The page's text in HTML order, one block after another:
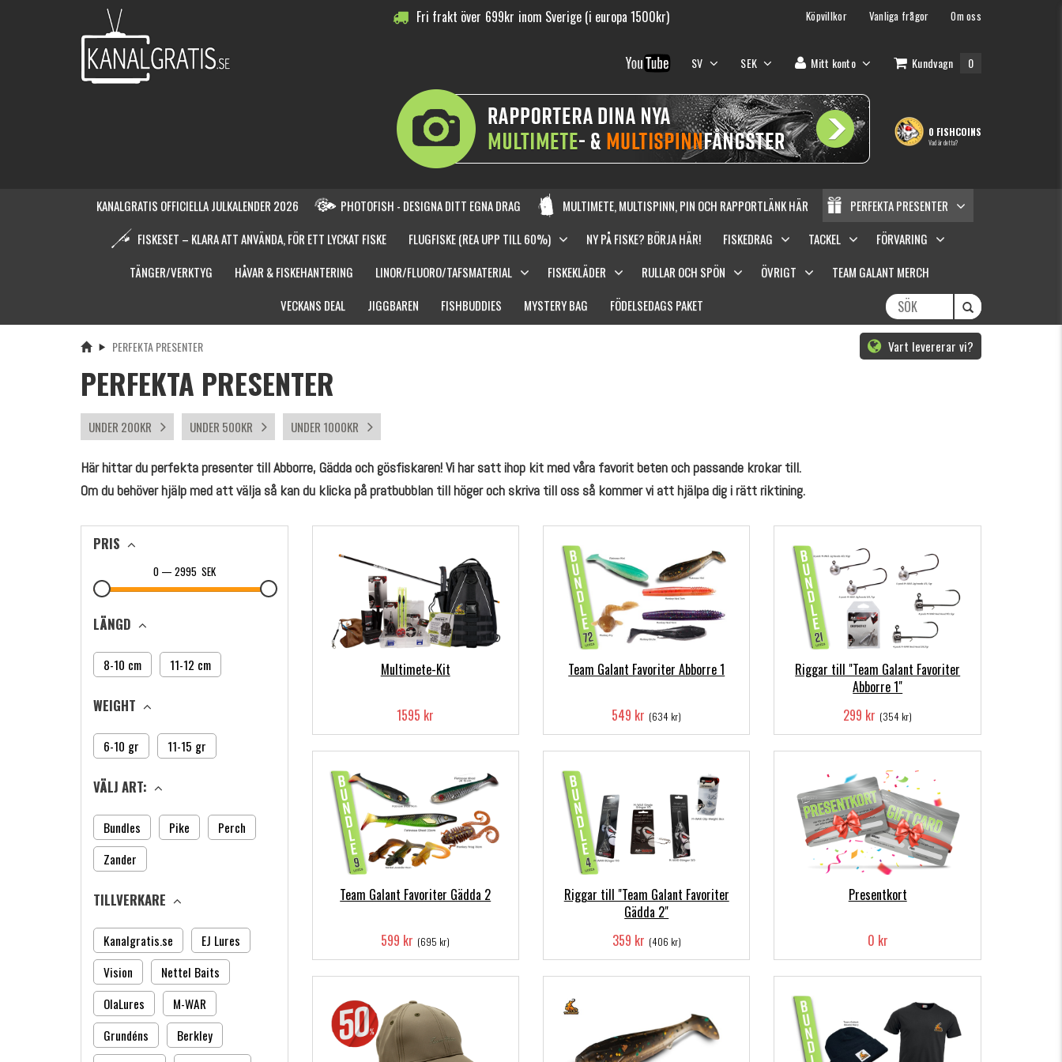
Fri frakt över 699kr inom Sverige (i europa 1500kr) Köpvillkor Vanliga frågor Om oss
SV SEK Mitt konto Kundvagn 0
0 FISHCOINS
Vad är detta?
KANALGRATIS OFFICIELLA JULKALENDER 2026 PHOTOFISH - DESIGNA DITT EGNA DRAG MULTIMETE, MULTISPINN, PIN OCH RAPPORTLÄNK HÄR
PERFEKTA PRESENTER
FISKESET – KLARA ATT ANVÄNDA, FÖR ETT LYCKAT FISKE
FLUGFISKE (REA UPP TILL 60%) NY PÅ FISKE? BÖRJA HÄR! FISKEDRAG TACKEL
FÖRVARING
TÄNGER/VERKTYG
HÅVAR & FISKEHANTERING LINOR/FLUORO/TAFSMATERIAL FISKEKLÄDER RULLAR OCH SPÖN ÖVRIGT
TEAM GALANT MERCH
VECKANS DEAL
JIGGBAREN FISHBUDDIES MYSTERY BAG FÖDELSEDAGS PAKET
PERFEKTA PRESENTER Vart levererar vi?
PERFEKTA PRESENTER
UNDER 200KR UNDER 500KR UNDER 1000KR
Här hittar du perfekta presenter till Abborre, Gädda och gösfiskaren! Vi har satt ihop kit med våra favorit beten och passande krokar till.
Om du behöver hjälp med att välja så kan du klicka på pratbubblan till höger och skriva till oss så kommer vi att hjälpa dig i rätt riktining.
PRIS
0 — 2995 SEK
LÄNGD
8-10 cm 11-12 cm
WEIGHT
6-10 gr 11-15 gr
VÄLJ ART:
Bundles Pike
Perch
Zander
TILLVERKARE
Kanalgratis.se
EJ Lures
Vision
Nettel Baits
OlaLures
M-WAR
Grundéns
Berkley
Multimete-Kit
1595 kr
Team Galant Favoriter Abborre 1
549 kr (634 kr)
Riggar till "Team Galant Favoriter
Abborre 1"
299 kr (354 kr)
Team Galant Favoriter Gädda 2
599 kr (695 kr)
Riggar till "Team Galant Favoriter
Gädda 2"
359 kr (406 kr)
Presentkort
0 kr